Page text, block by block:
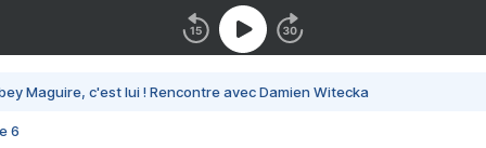
Maguire, c'est lui ! Rencontre avec Damien Witecka
6